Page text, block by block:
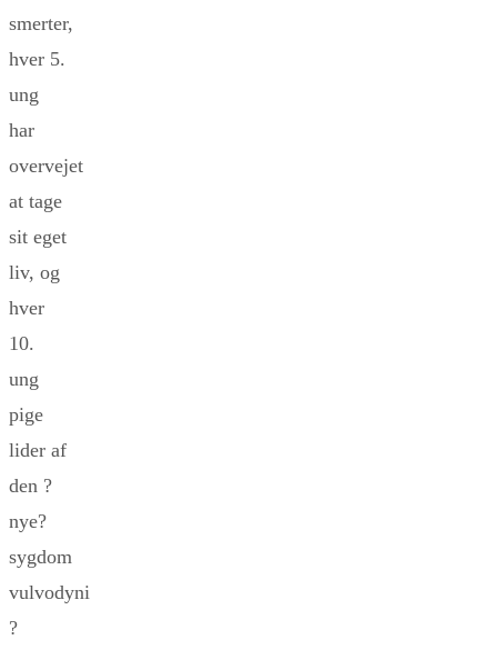
smerter,
hver 5.
ung
har
overvejet
at tage
sit eget
liv, og
hver
10.
ung
pige
lider af
den ?
nye?
sygdom
vulvodyni
?